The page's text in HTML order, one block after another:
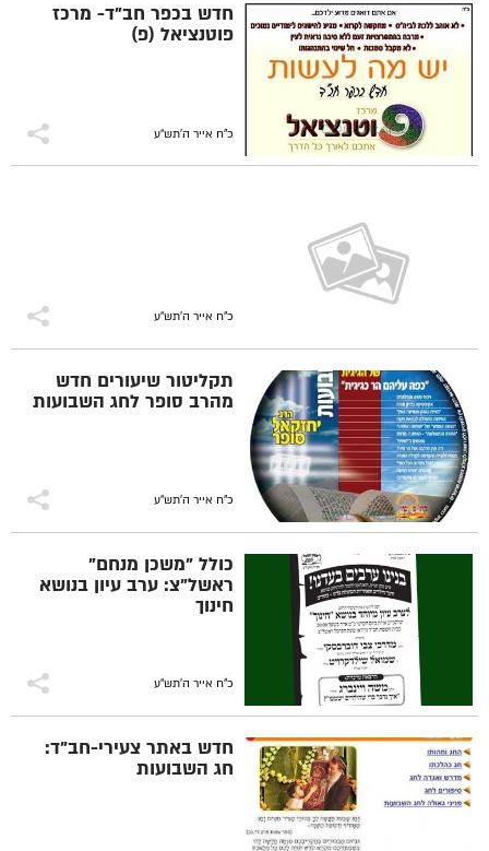
חדש בכפר חב"ד- מרכז
פוטנציאל (פ)
כ"ח אייר ה׳תש״ע
כ"ח אייר ה׳תש״ע
תקליטור שיעורים חדש
מהרב סופר לחג השבועות
כ"ח אייר ה׳תש״ע
כולל "משכן מנחם"
ראשל"צ: ערב עיון בנושא
חינוך
כ"ח אייר ה׳תש״ע
חדש באתר צעירי-חב"ד:
חג השבועות